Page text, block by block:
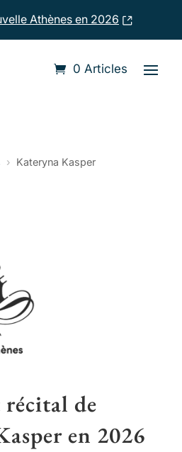
Athènes en 2026
0 Articles
› Kateryna Kasper
de
en 2026